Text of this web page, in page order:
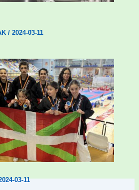
/ 2024-03-11
Espainiako txapelketan
03-11